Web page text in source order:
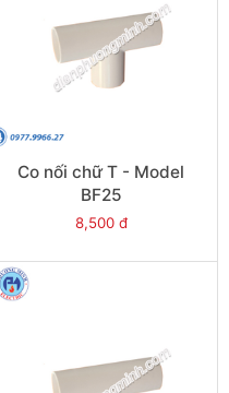
Co nối chữ T - Model
BF25
8,500 đ